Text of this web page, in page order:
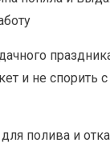
и не спорить с
полива и